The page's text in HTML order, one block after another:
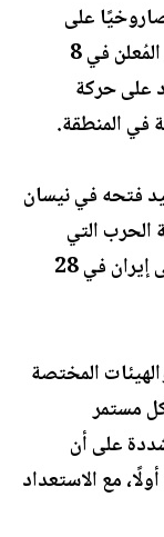
على
إسرائيل للمرة الأولى منذ وقف إطلاق النار المُعلن في 8
على حركة
في المنطقة.
فتحه في نيسان
الحرب التي
اندلعت إثر ضربات إسرائيلية وأميركية على إيران في 28
المختصة
مستمر
على أن
مع الاستعداد